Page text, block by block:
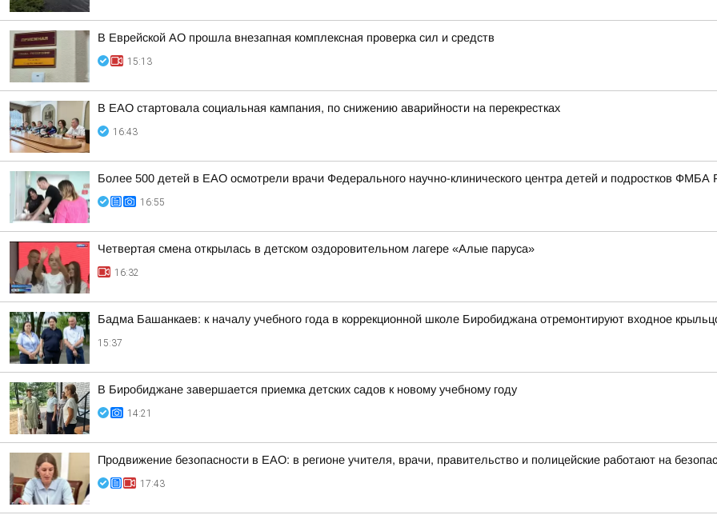
В Еврейской АО прошла внезапная комплексная проверка сил и средств
15:13
В ЕАО стартовала социальная кампания, по снижению аварийности на перекрестках
16:43
Более 500 детей в ЕАО осмотрели врачи Федерального научно-клинического центра детей и подростков ФМБА
16:55
Четвертая смена открылась в детском оздоровительном лагере «Алые паруса»
16:32
Бадма Башанкаев: к началу учебного года в коррекционной школе Биробиджана отремонтируют входное
15:37
В Биробиджане завершается приемка детских садов к новому учебному году
14:21
Продвижение безопасности в ЕАО: в регионе учителя, врачи, правительство и полицейские работают на
17:43